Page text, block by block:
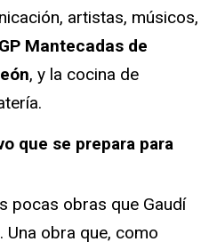
artistas, músicos,
Mantecadas de
, y la cocina de
que se prepara para
pocas obras que Gaudí
Una obra que, como